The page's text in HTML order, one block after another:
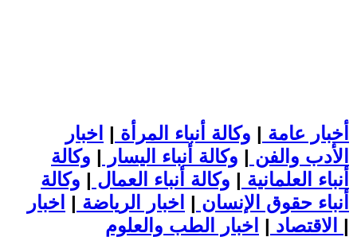
أخبار عامة | وكالة أنباء المرأة | اخبار
الأدب والفن | وكالة أنباء اليسار | وكالة
أنباء العلمانية | وكالة أنباء العمال | وكالة
أنباء حقوق الإنسان | اخبار الرياضة | اخبار
الاقتصاد | |